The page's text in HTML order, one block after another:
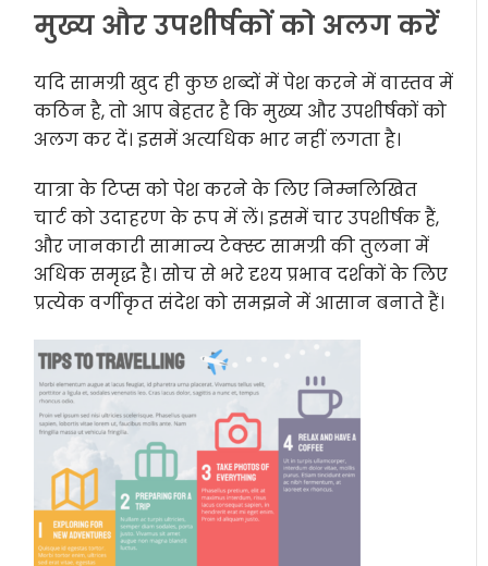
मुख्य और उपशीर्षकों को अलग करें
यदि सामग्री खुद ही कुछ शब्दों में पेश करने में वास्तव में
कठिन है, तो आप बेहतर है कि मुख्य और उपशीर्षकों को
अलग कर दें। इसमें अत्यधिक भार नहीं लगता है।
यात्रा के टिप्स को पेश करने के लिए निम्नलिखित
चार्ट को उदाहरण के रूप में लें। इसमें चार उपशीर्षक हैं,
और जानकारी सामान्य टेक्स्ट सामग्री की तुलना में
अधिक समृद्ध है। सोच से भरे दृश्य प्रभाव दर्शकों के लिए
प्रत्येक वर्गीकृत संदेश को समझने में आसान बनाते हैं।